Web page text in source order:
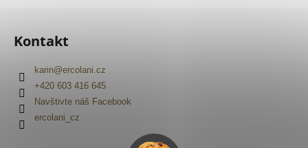
Kontakt
karin@ercolani.cz
+420 603 416 645
Navštivte náš Facebook
ercolani_cz